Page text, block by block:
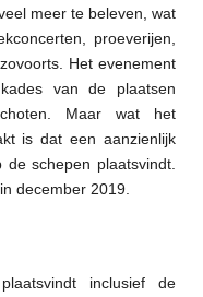
meer te beleven, wat
proeverijen,
Het evenement
van de plaatsen
Maar wat het
is dat een aanzienlijk
schepen plaatsvindt.
december 2019.
inclusief de